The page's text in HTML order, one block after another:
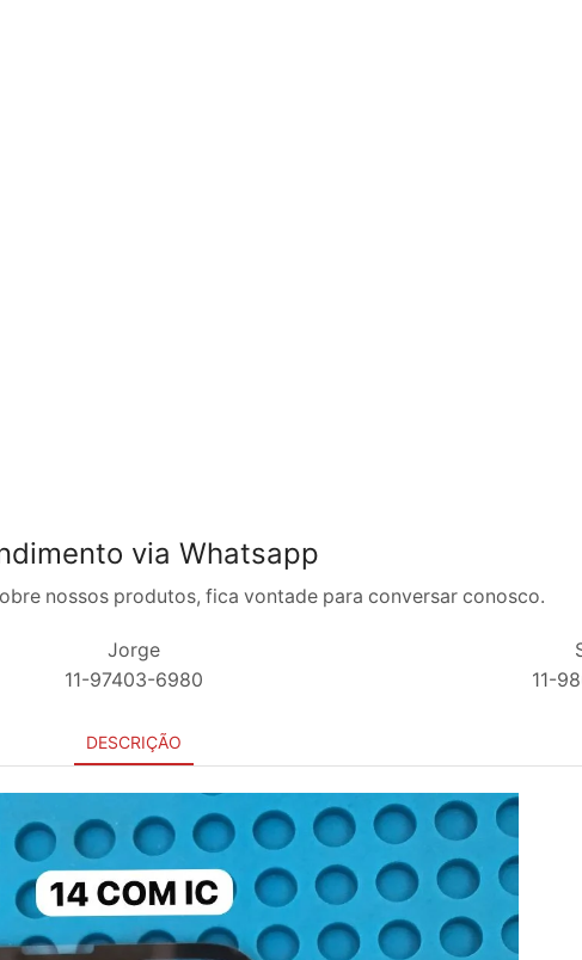
via Whatsapp
nossos produtos, fica vontade para conversar conosco.
Jorge
11-97403-6980
11-
DESCRIÇÃO